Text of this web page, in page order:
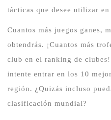
tácticas que desee utilizar
Cuantos más juegos ganes,
obtendrás. ¡Cuantos más
club en el ranking de clubes!
intente entrar en los 10
región. ¿Quizás incluso
clasificación mundial?